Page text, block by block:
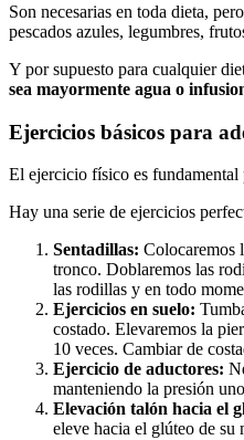
Son necesarias en toda dieta,
pescados azules, legumbres,
Y por supuesto para cualquier
sea mayormente agua o
Ejercicios básicos para
El ejercicio físico es fundamental
Hay una serie de ejercicios
Sentadillas: Colocaremos
tronco. Doblaremos las
las rodillas y en todo
Ejercicios en suelo:
costado. Elevaremos la
10 veces. Cambiar de
Ejercicio de aductores:
manteniendo la presión
Elevación talón hacia el
eleve hacia el glúteo de su